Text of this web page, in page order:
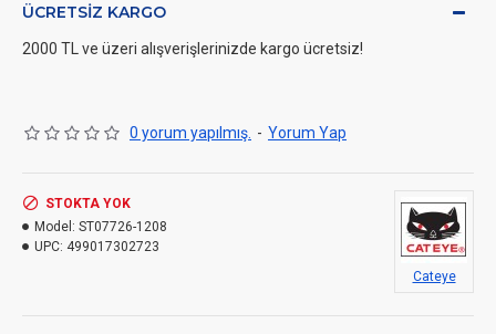
ÜCRETSIZ KARGO
2000 TL ve üzeri alışverişlerinizde kargo ücretsiz!
0 yorum yapılmış. - Yorum Yap
STOKTA YOK
Model: ST07726-1208
UPC: 499017302723
Cateye